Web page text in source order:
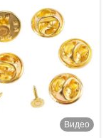
Видео